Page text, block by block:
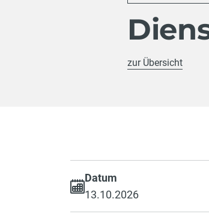
zur Übersicht
Datum
13.10.2026